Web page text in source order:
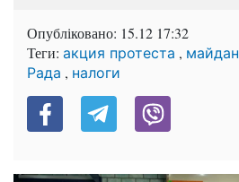
Опубліковано: 15.12 17:32
Теги: акция протеста , майдан
Рада , налоги